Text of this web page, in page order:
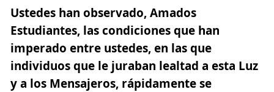
Ustedes han observado, Amados
Estudiantes, las condiciones que han
imperado entre ustedes, en las que
individuos que le juraban lealtad a esta Luz
y a los Mensajeros, rápidamente se